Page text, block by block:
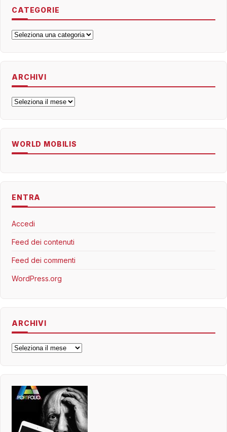
CATEGORIE
Categorie
ARCHIVI
Archivi
WORLD MOBILIS
ENTRA
Accedi
Feed dei contenuti
Feed dei commenti
WordPress.org
ARCHIVI
Archivi